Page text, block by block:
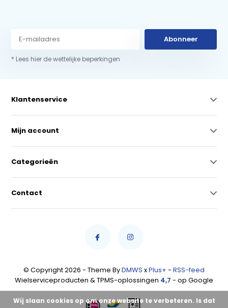
Abonneer
* Lees hier de wettelijke beperkingen
Klantenservice
Mijn account
Categorieën
Contact
© Copyright 2026 - Theme ByDMWS xPlus+ - RSS-feed
Wielserviceproducten & TPMS-oplossingen 4,7 - op Google
Wij slaan cookies op om onze website te verbeteren. Is dat